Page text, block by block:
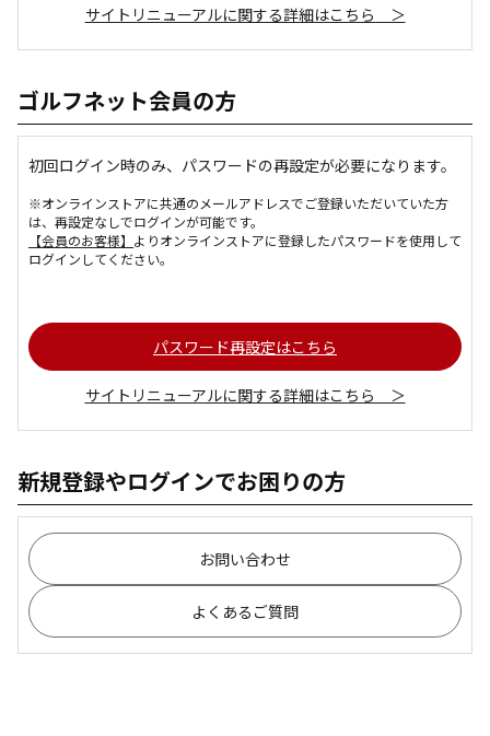
サイトリニューアルに関する詳細はこちら ＞
ゴルフネット会員の方
初回ログイン時のみ、パスワードの再設定が必要になります。
※オンラインストアに共通のメールアドレスでご登録いただいていた方
は、再設定なしでログインが可能です。
【会員のお客様】 よりオンラインストアに登録したパスワードを使用して
ログインしてください。
パスワード再設定はこちら
サイトリニューアルに関する詳細はこちら ＞
新規登録やログインでお困りの方
お問い合わせ
よくあるご質問